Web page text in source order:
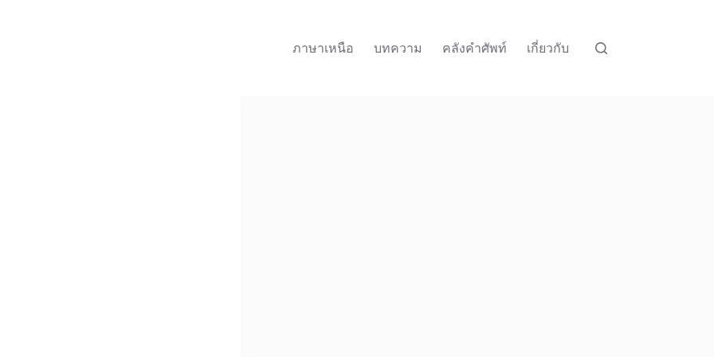
ภาษาเหนือ
บทความ คลังคำศัพท์ เกี่ยวกับ